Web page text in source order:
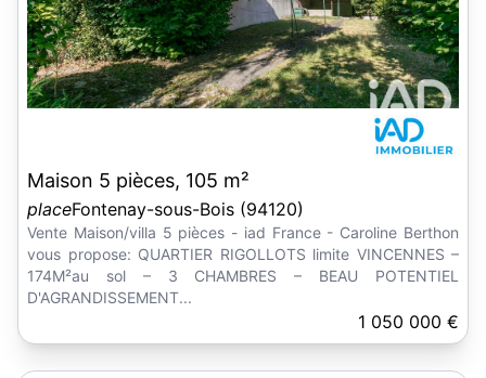
Maison 5 pièces, 105 m²
placeFontenay-sous-Bois (94120)
Vente Maison/villa 5 pièces - iad France - Caroline Berthon
vous propose: QUARTIER RIGOLLOTS limite VINCENNES –
174M²au sol – 3 CHAMBRES – BEAU POTENTIEL
D'AGRANDISSEMENT...
1 050 000 €